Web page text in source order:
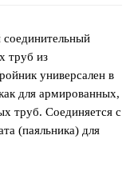
труб из
универсален в
для армированных,
труб. Соединяется с
(паяльника) для